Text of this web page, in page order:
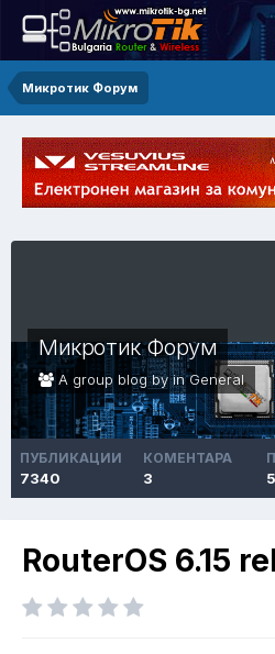
Микротик Форум
Микротик Форум
A group blog by inGeneral
ПУБЛИКАЦИИ
7340
КОМЕНТАРА
3
RouterOS 6.15